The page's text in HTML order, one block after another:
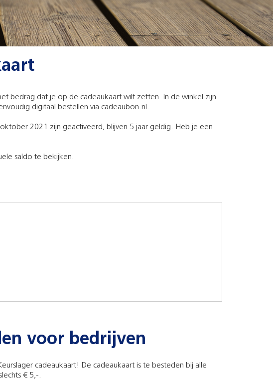
bedrag dat je op de cadeaukaart wilt zetten. In de winkel zijn
digitaal bestellen via cadeaubon.nl.
2021 zijn geactiveerd, blijven 5 jaar geldig. Heb je een
saldo te bekijken.
voor bedrijven
cadeaukaart! De cadeaukaart is te besteden bij alle
€ 5,-.